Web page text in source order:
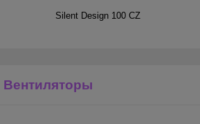
Silent Design 100 CZ
Вентиляторы